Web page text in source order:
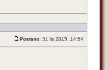
Postano: 31 lis 2015, 14:54